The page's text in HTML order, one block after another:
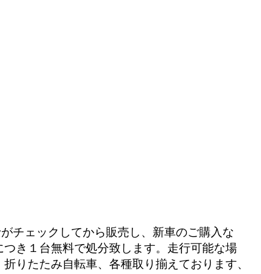
チェックしてから販売し、新車のご購入な
き１台無料で処分致します。走行可能な場
りたたみ自転車、各種取り揃えております、